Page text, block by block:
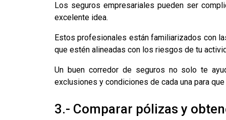
Los seguros empresariales pueden ser
excelente idea.
Estos profesionales están familiarizados con
que estén alineadas con los riesgos de tu
Un buen corredor de seguros no solo te
exclusiones y condiciones de cada una para
3.- Comparar pólizas y